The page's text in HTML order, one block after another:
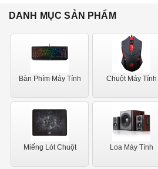
Mọi người thích mẫu nào thì inbox
được báo giá chính xác nhất ạ.
DANH MỤC SẢN PHẨM
Bàn Phím Máy Tính Chuột Máy Tính
Miếng Lót Chuột Loa Máy Tính